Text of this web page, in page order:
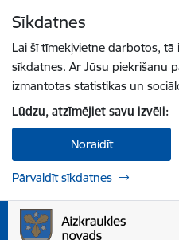
Sīkdatnes
Lai šī tīmekļvietne darbotos,
sīkdatnes. Ar Jūsu piekrišanu
izmantotas statistikas un
Lūdzu, atzīmējiet savu izvēli:
Noraidīt
Pārvaldīt sīkdatnes